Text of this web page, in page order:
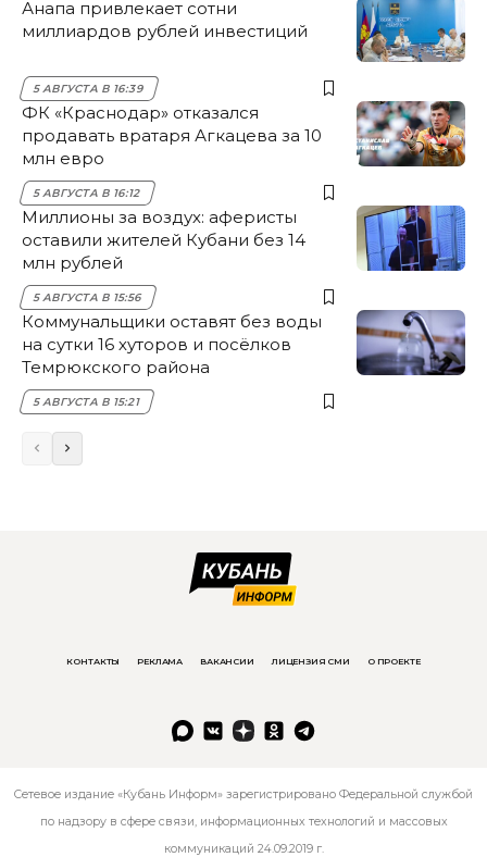
Анапа привлекает сотни
миллиардов рублей инвестиций
5 АВГУСТА В 16:39
ФК «Краснодар» отказался
продавать вратаря Агкацева за 10
млн евро
5 АВГУСТА В 16:12
Миллионы за воздух: аферисты
оставили жителей Кубани без 14
млн рублей
5 АВГУСТА В 15:56
Коммунальщики оставят без воды
на сутки 16 хуторов и посёлков
Темрюкского района
5 АВГУСТА В 15:21
КОНТАКТЫ РЕКЛАМА ВАКАНСИИ ЛИЦЕНЗИЯ СМИ О ПРОЕКТЕ
Сетевое издание «Кубань Информ» зарегистрировано Федеральной службой
по надзору в сфере связи, информационных технологий и массовых
коммуникаций 24.09.2019 г.